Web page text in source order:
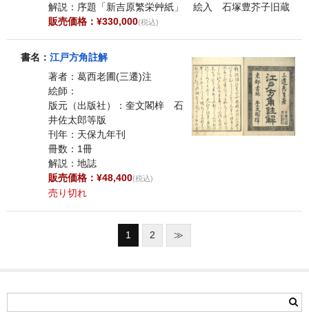
解説：序題「新吉原繁栄艸紙」 絵入 石塚豊芥子旧蔵
販売価格：¥330,000(税込)
書名： 江戸方角註解
著者：葛西老圃(三遷)注
絵師：
版元（出版社）：奎文閣梓 石
井佐太郎等版
刊年：天保九年刊
冊数：1冊
解説：地誌
販売価格：¥48,400(税込)
売り切れ
1 2 ≫